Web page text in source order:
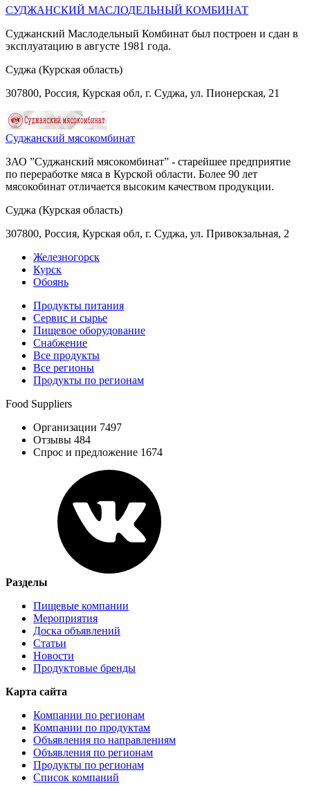
СУДЖАНСКИЙ МАСЛОДЕЛЬНЫЙ КОМБИНАТ
Суджанский Маслодельный Комбинат был построен и сдан в
эксплуатацию в августе 1981 года.
Суджа (Курская область)
307800, Россия, Курская обл, г. Суджа, ул. Пионерская, 21
Суджанский мясокомбинат
ЗАО ”Суджанский мясокомбинат” - старейшее предприятие
по переработке мяса в Курской области. Более 90 лет
мясокобинат отличается высоким качеством продукции.
Суджа (Курская область)
307800, Россия, Курская обл, г. Суджа, ул. Привокзальная, 2
Железногорск
Курск
Обоянь
Продукты питания
Сервис и сырье
Пищевое оборудование
Снабжение
Все продукты
Все регионы
Продукты по регионам
Food Suppliers
Организации 7497
Отзывы 484
Спрос и предложение 1674
Разделы
Пищевые компании
Мероприятия
Доска объявлений
Статьи
Новости
Продуктовые бренды
Карта сайта
Компании по регионам
Компании по продуктам
Объявления по направлениям
Объявления по регионам
Продукты по регионам
Список компаний